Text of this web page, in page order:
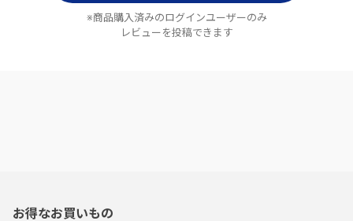
※商品購入済みのログインユーザーのみ
レビューを投稿できます
お得なお買いもの